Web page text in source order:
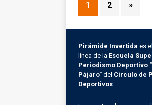
1 2 »
Pirámide Invertida es
línea de la Escuela
Periodismo Deportivo
Pájaro" del Círculo de
Deportivos.